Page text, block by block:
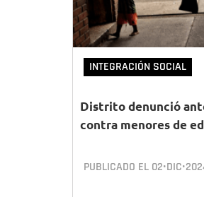
INTEGRACIÓN SOCIAL
Distrito denunció
contra menores de
PUBLICADO EL